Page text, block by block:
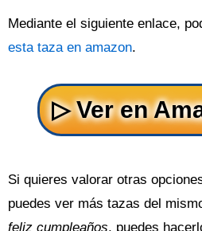
Mediante el siguiente enlace,
esta taza en amazon.
Si quieres valorar otras
puedes ver más tazas del
feliz cumpleaños, puedes